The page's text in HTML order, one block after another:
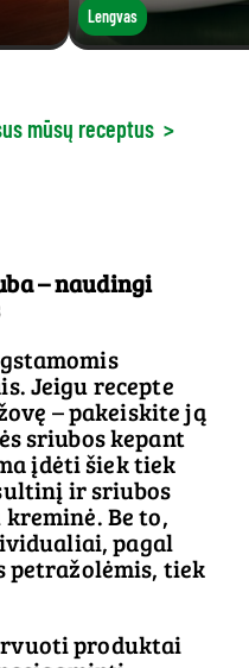
Lengvas
mūsų receptus >
– naudingi
Jeigu recepte
– pakeiskite ją
sriubos kepant
įdėti šiek tiek
ir sriubos
Be to,
pagal
petražolėmis, tiek
produktai